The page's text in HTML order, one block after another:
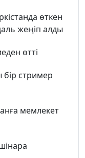
өткен
жеңіп алды
өтті
бір стример
мемлекет